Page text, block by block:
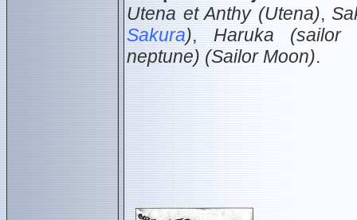
Utena et Anthy (Utena),
Sakura), Haruka (sailor
neptune) (Sailor Moon).